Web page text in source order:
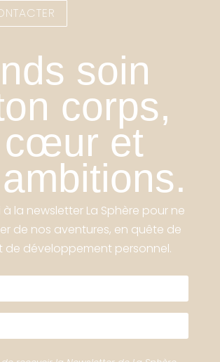
soin
corps,
cœur et
la newsletter La Sphère pour ne
de nos aventures, en quête de
de développement personnel.